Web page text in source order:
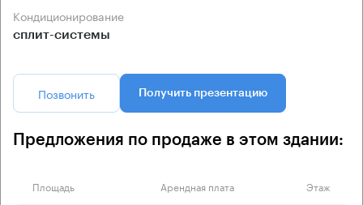
Кондиционирование
сплит-системы
Позвонить Получить презентацию
Предложения по продаже в этом здании:
Площадь Арендная плата Этаж